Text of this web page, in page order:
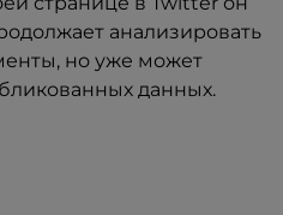
анализировать
но уже может
данных.